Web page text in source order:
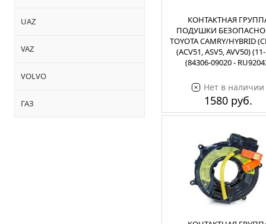
UAZ
VAZ
VOLVO
ГАЗ
КОНТАКТНАЯ
ПОДУШКИ
TOYOTA CAMRY/HYBRID
(ACV51, ASV5, AVV50)
(84306-09020 -
Нет в наличии
1580 руб.